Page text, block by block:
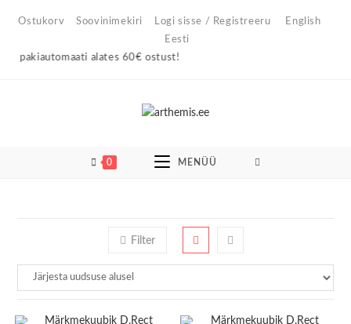
Ostukorv Soovinimekiri Logi sisse / Registreeru
English
Eesti
alates 60€ ostust!
0 MENÜÜ
Filter